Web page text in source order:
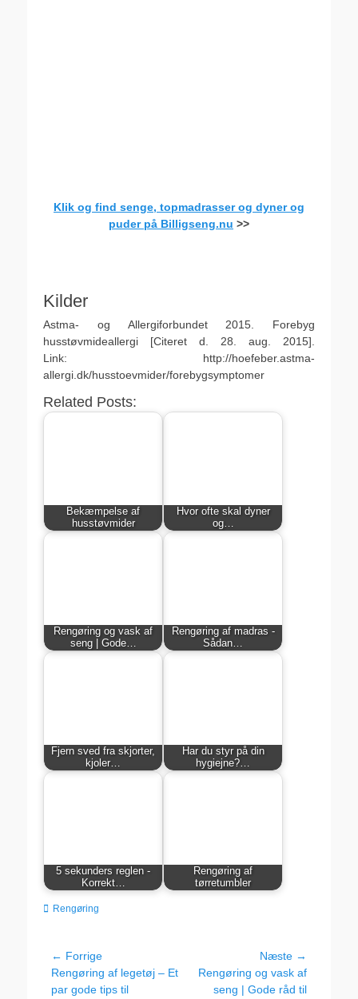
Klik og find senge, topmadrasser og dyner og
puder på Billigseng.nu >>
Kilder
Astma- og Allergiforbundet 2015. Forebyg
husstøvmideallergi [Citeret d. 28. aug. 2015].
Link: http://hoefeber.astma-
allergi.dk/husstoevmider/forebygsymptomer
Related Posts:
Bekæmpelse af
husstøvmider
Hvor ofte skal dyner
og…
Rengøring og vask af
seng | Gode…
Rengøring af madras -
Sådan…
Fjern sved fra skjorter,
kjoler…
Har du styr på din
hygiejne?…
5 sekunders reglen -
Korrekt…
Rengøring af
tørretumbler
kategorier
Rengøring
Indlægsnavigation
← Forrige
Forrige
indlæg:
Rengøring af legetøj – Et
par gode tips til
Næste →
Næste
indlæg:
Rengøring og vask af
seng | Gode råd til